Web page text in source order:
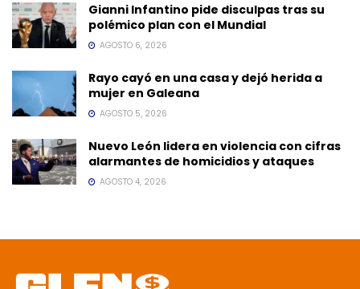
Gianni Infantino pide disculpas tras su
polémico plan con el Mundial
AGOSTO 6, 2026
Rayo cayó en una casa y dejó herida a
mujer en Galeana
AGOSTO 5, 2026
Nuevo León lidera en violencia con cifras
alarmantes de homicidios y ataques
AGOSTO 4, 2026